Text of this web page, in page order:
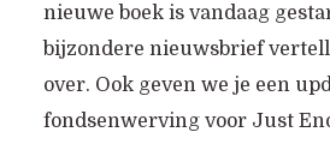
nieuwe boek is vandaag
bijzondere nieuwsbrief
over. Ook geven we je een
fondsenwerving voor Just